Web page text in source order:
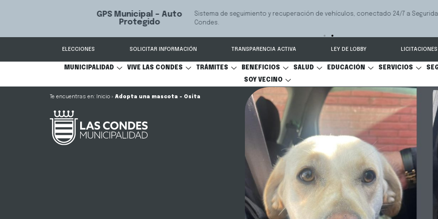
GPS Municipal – Auto
Protegido
Sistema de seguimiento y recuperación de vehículos, conectado 24/7 a Seguridad
Condes.
ELECCIONES SOLICITAR INFORMACIÓN TRANSPARENCIA ACTIVA LEY DE LOBBY LICITACIONES
MUNICIPALIDAD VIVE LAS CONDES TRÁMITES BENEFICIOS SALUD EDUCACIÓN SERVICIOS
SOY VECINO
Inicio » Adopta una mascota – Osita